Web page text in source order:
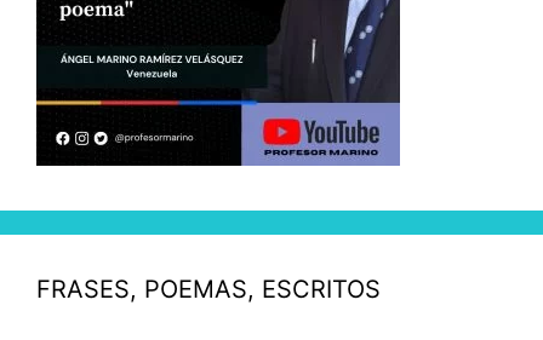
FRASES, POEMAS, ESCRITOS